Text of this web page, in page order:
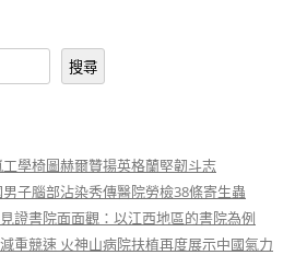
搜尋
學椅圖赫爾贊揚英格蘭堅韌斗志
子腦部沾染秀傳醫院勞檢38條寄生蟲
證書院面面觀：以江西地區的書院為例
重競速 火神山病院扶植再度展示中國氣力